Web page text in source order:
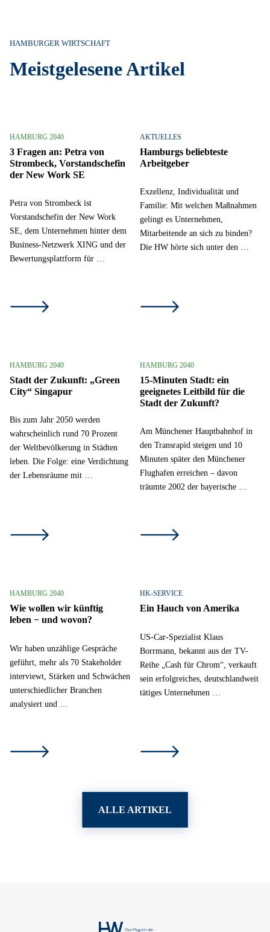
HAMBURGER WIRTSCHAFT
Meistgelesene Artikel
HAMBURG 2040
3 Fragen an: Petra von
Strombeck, Vorstandschefin
der New Work SE
Petra von Strombeck ist
Vorstandschefin der New Work
SE, dem Unternehmen hinter dem
Business-Netzwerk XING und der
Bewertungsplattform für …
AKTUELLES
Hamburgs beliebteste
Arbeitgeber
Exzellenz, Individualität und
Familie: Mit welchen Maßnahmen
gelingt es Unternehmen,
Mitarbeitende an sich zu binden?
Die HW hörte sich unter den …
HAMBURG 2040
Stadt der Zukunft: „Green
City“ Singapur
Bis zum Jahr 2050 werden
wahrscheinlich rund 70 Prozent
der Weltbevölkerung in Städten
leben. Die Folge: eine Verdichtung
der Lebensräume mit …
HAMBURG 2040
15-Minuten Stadt: ein
geeignetes Leitbild für die
Stadt der Zukunft?
Am Münchener Hauptbahnhof in
den Transrapid steigen und 10
Minuten später den Münchener
Flughafen erreichen – davon
träumte 2002 der bayerische …
HAMBURG 2040
Wie wollen wir künftig
leben − und wovon?
Wir haben unzählige Gespräche
geführt, mehr als 70 Stakeholder
interviewt, Stärken und Schwächen
unterschiedlicher Branchen
analysiert und …
HK-SERVICE
Ein Hauch von Amerika
US-Car-Spezialist Klaus
Borrmann, bekannt aus der TV-
Reihe „Cash für Chrom“, verkauft
sein erfolgreiches, deutschlandweit
tätiges Unternehmen …
ALLE ARTIKEL